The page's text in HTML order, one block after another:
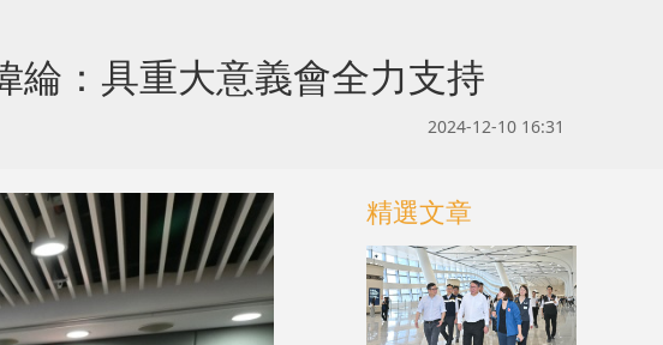
：具重大意義會全力支持
2024-12-10 16:31
精選文章